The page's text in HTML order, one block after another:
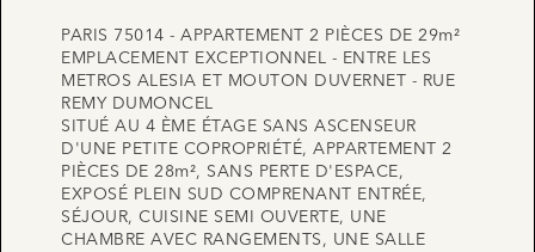
PARIS 75014 - APPARTEMENT 2 PIÈCES DE 29m²
EMPLACEMENT EXCEPTIONNEL - ENTRE LES
METROS ALESIA ET MOUTON DUVERNET - RUE
REMY DUMONCEL
SITUÉ AU 4 ÈME ÉTAGE SANS ASCENSEUR
D'UNE PETITE COPROPRIÉTÉ, APPARTEMENT 2
PIÈCES DE 28m², SANS PERTE D'ESPACE,
EXPOSÉ PLEIN SUD COMPRENANT ENTRÉE,
SÉJOUR, CUISINE SEMI OUVERTE, UNE
CHAMBRE AVEC RANGEMENTS, UNE SALLE